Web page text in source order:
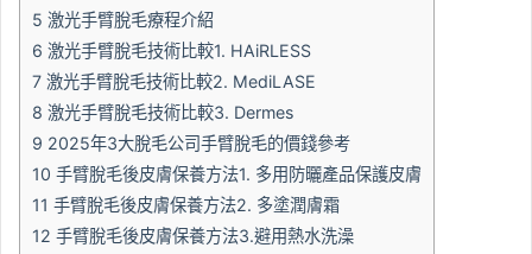
5 激光手臂脫毛療程介紹
6 激光手臂脫毛技術比較1. HAiRLESS
7 激光手臂脫毛技術比較2. MediLASE
8 激光手臂脫毛技術比較3. Dermes
9 2025年3大脫毛公司手臂脫毛的價錢參考
10 手臂脫毛後皮膚保養方法1. 多用防曬產品保護皮膚
11 手臂脫毛後皮膚保養方法2. 多塗潤膚霜
12 手臂脫毛後皮膚保養方法3.避用熱水洗澡